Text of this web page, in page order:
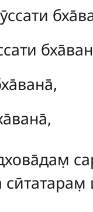
сӣтатарам̣